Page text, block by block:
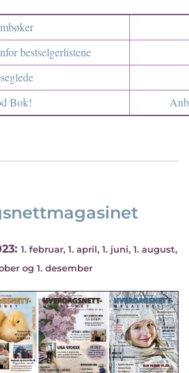
bestselgerlistene
Bok!
1. februar, 1. april, 1. juni, 1. august,
og 1. desember